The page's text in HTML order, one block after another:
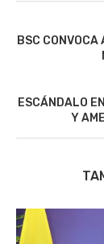
BSC
ESCÁNDALO
Y